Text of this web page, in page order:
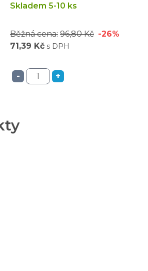
Skladem 5-10 ks
Běžná cena: 96,80 Kč -26%
71,39 Kč s DPH
- +